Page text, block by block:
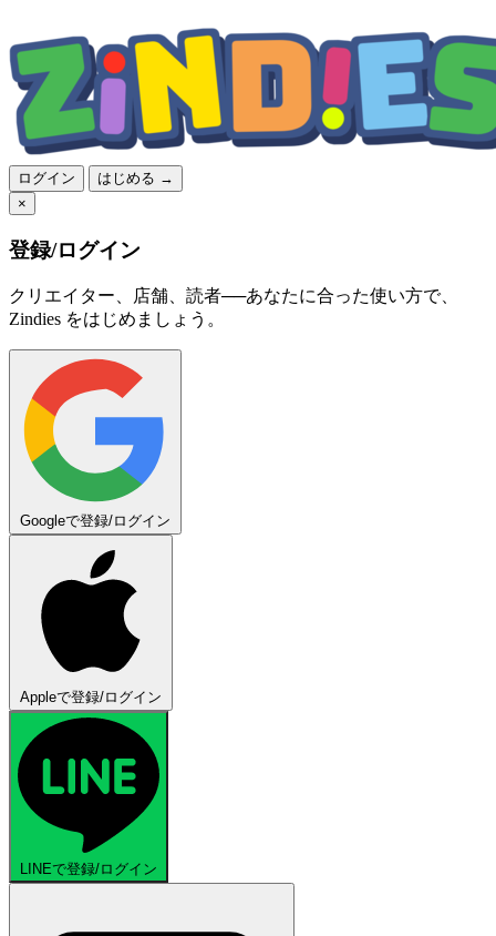
ログイン
はじめる →
×
登録/ログイン
クリエイター、店舗、読者──あなたに合った使い方で、
Zindies をはじめましょう。
Googleで登録/ログイン
Appleで登録/ログイン
LINEで登録/ログイン